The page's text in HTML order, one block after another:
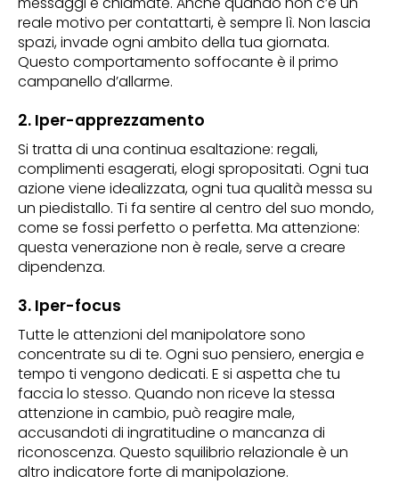
reale motivo per contattarti, è sempre lì. Non lascia
spazi, invade ogni ambito della tua giornata.
Questo comportamento soffocante è il primo
campanello d’allarme.
2. Iper-apprezzamento
Si tratta di una continua esaltazione: regali,
complimenti esagerati, elogi spropositati. Ogni tua
azione viene idealizzata, ogni tua qualità messa su
un piedistallo. Ti fa sentire al centro del suo mondo,
come se fossi perfetto o perfetta. Ma attenzione:
questa venerazione non è reale, serve a creare
dipendenza.
3. Iper-focus
Tutte le attenzioni del manipolatore sono
concentrate su di te. Ogni suo pensiero, energia e
tempo ti vengono dedicati. E si aspetta che tu
faccia lo stesso. Quando non riceve la stessa
attenzione in cambio, può reagire male,
accusandoti di ingratitudine o mancanza di
riconoscenza. Questo squilibrio relazionale è un
altro indicatore forte di manipolazione.